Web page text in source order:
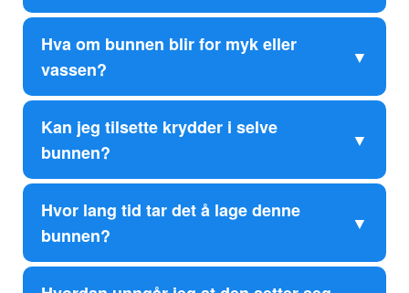
Hva om bunnen blir for myk eller
vassen?
Kan jeg tilsette krydder i selve
bunnen?
Hvor lang tid tar det å lage denne
bunnen?